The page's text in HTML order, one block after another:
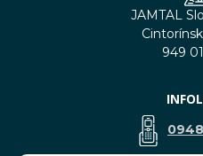
JAMTAL
949